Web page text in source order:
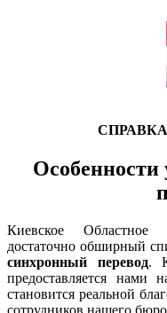
Особенности
Киевское Областное
достаточно обширный
синхронный перевод.
предоставляется нами
становится реальной
сотрудников нашего бюро.